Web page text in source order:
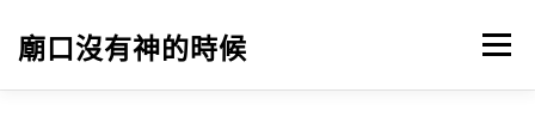
廟口沒有神的時候 選單